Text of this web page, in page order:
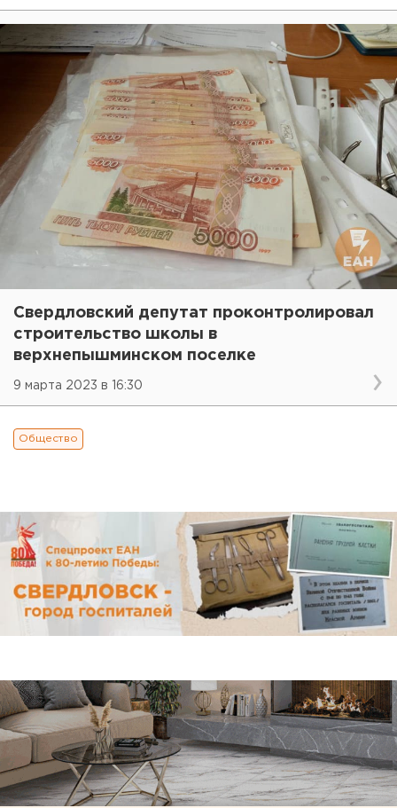
Свердловский депутат проконтролировал
строительство школы в
верхнепышминском поселке
9 марта 2023 в 16:30
Общество